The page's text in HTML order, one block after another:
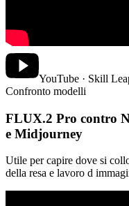
YouTube · Skill
Confronto modelli
FLUX.2 Pro contro
e Midjourney
Utile per capire dove si
della resa e lavoro d